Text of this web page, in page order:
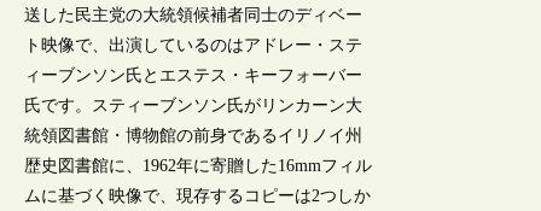
送した民主党の大統領候補者同士のディベー
ト映像で、出演しているのはアドレー・ステ
ィーブンソン氏とエステス・キーフォーバー
氏です。スティーブンソン氏がリンカーン大
統領図書館・博物館の前身であるイリノイ州
歴史図書館に、1962年に寄贈した16mmフィル
ムに基づく映像で、現存するコピーは2つしか